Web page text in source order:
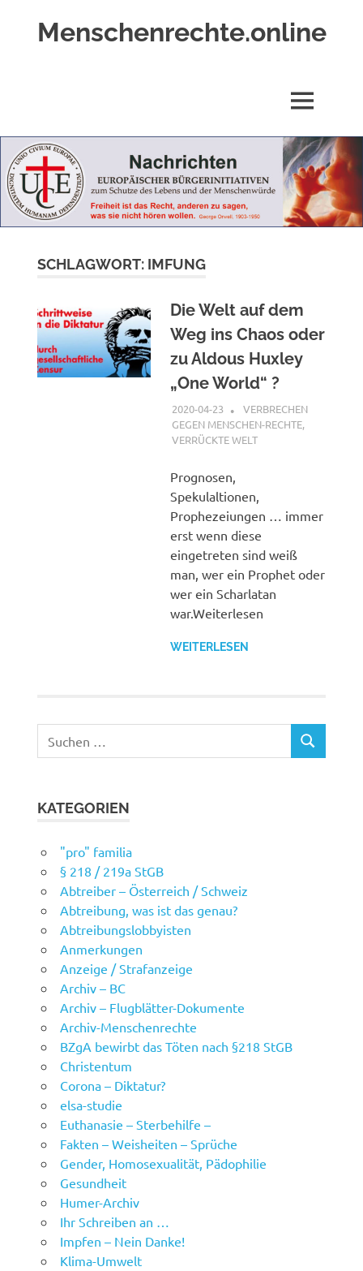
Menschenrechte.online
Geborene
wie
für
Ungeborene
MENÜ
SCHLAGWORT: IMFUNG
Die Welt auf dem
Weg ins Chaos oder
zu Aldous Huxley
„One World“ ?
2020-04-23 XX
VERBRECHEN
GEGEN MENSCHEN-RECHTE,
VERRÜCKTE WELT
Prognosen,
Spekulaltionen,
Prophezeiungen … immer
erst wenn diese
eingetreten sind weiß
man, wer ein Prophet oder
wer ein Scharlatan
war.Weiterlesen
WEITERLESEN
nach:
SUCHEN
KATEGORIEN
"pro" familia
§ 218 / 219a StGB
Abtreiber – Österreich / Schweiz
Abtreibung, was ist das genau?
Abtreibungslobbyisten
Anmerkungen
Anzeige / Strafanzeige
Archiv – BC
Archiv – Flugblätter-Dokumente
Archiv-Menschenrechte
BZgA bewirbt das Töten nach §218 StGB
Christentum
Corona – Diktatur?
elsa-studie
Euthanasie – Sterbehilfe –
Fakten – Weisheiten – Sprüche
Gender, Homosexualität, Pädophilie
Gesundheit
Humer-Archiv
Ihr Schreiben an …
Impfen – Nein Danke!
Klima-Umwelt